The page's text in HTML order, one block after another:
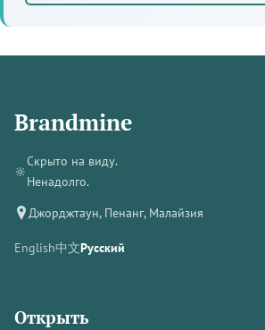
Brandmine
🔆
Скрыто на виду.
Ненадолго.
Джорджтаун, Пенанг, Малайзия
English中文Русский
Открыть